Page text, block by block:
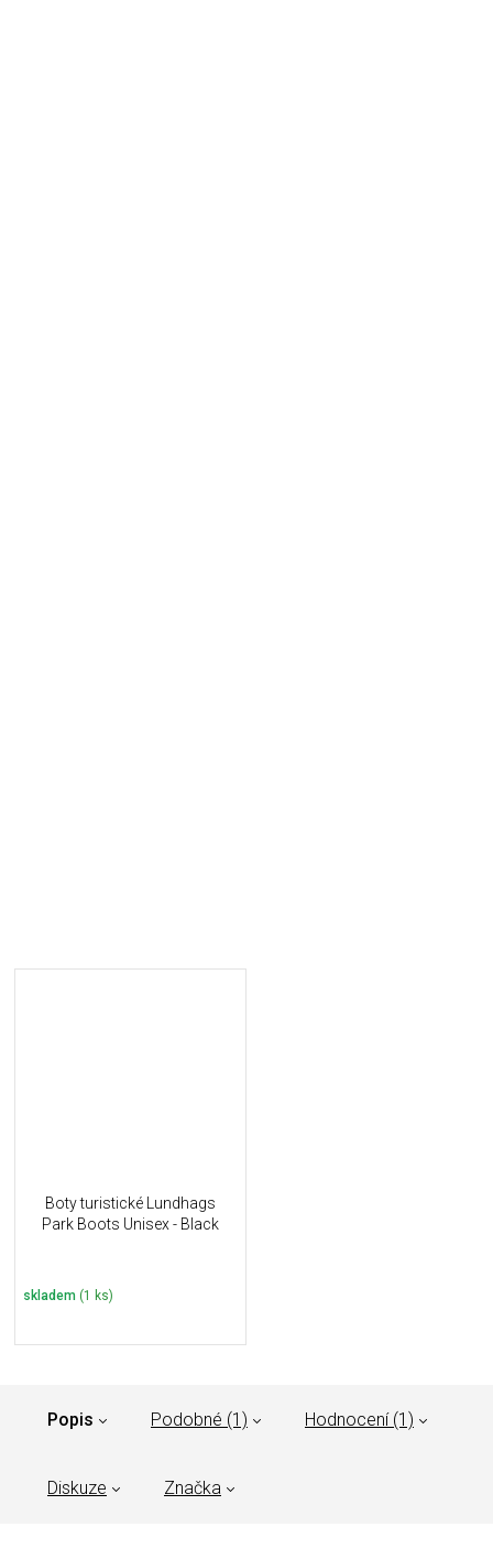
Boty turistické Lundhags
Park Boots Unisex - Black
skladem (1 ks)
Popis Podobné (1) Hodnocení (1)
Diskuze Značka